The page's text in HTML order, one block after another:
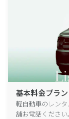
基本料金プラン
軽自動車のレン
舗お電話ください。